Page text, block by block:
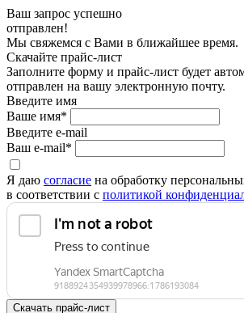
Ваш запрос успешно
отправлен!
Мы свяжемся с Вами в ближайшее время.
Скачайте прайс-лист
Заполните форму и прайс-лист будет
отправлен на вашу электронную почту.
Введите имя
Ваше имя*
Введите e-mail
Ваш e-mail*
Я даю согласие на обработку
в соответствии с политикой